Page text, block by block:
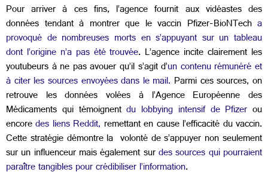
Pour arriver à ces fins, l’agence fournit aux vidéastes des
données tendant à montrer que le vaccin Pfizer-BioNTech a
provoqué de nombreuses morts en s’appuyant sur un tableau
dont l’origine n’a pas été trouvée. L’agence incite clairement les
youtubeurs à ne pas avouer qu’il s’agit d’un contenu rémunéré et
à citer les sources envoyées dans le mail. Parmi ces sources, on
retrouve les données volées à l’Agence Européenne des
Médicaments qui témoignentdu lobbying intensif de Pfizer ou
encoredes liens Reddit, remettant en cause l’efficacité du vaccin.
Cette stratégie démontre la volonté de s’appuyer non seulement
sur un influenceur mais également surdes sources qui pourraient
paraître tangibles pour crédibiliser l’information.